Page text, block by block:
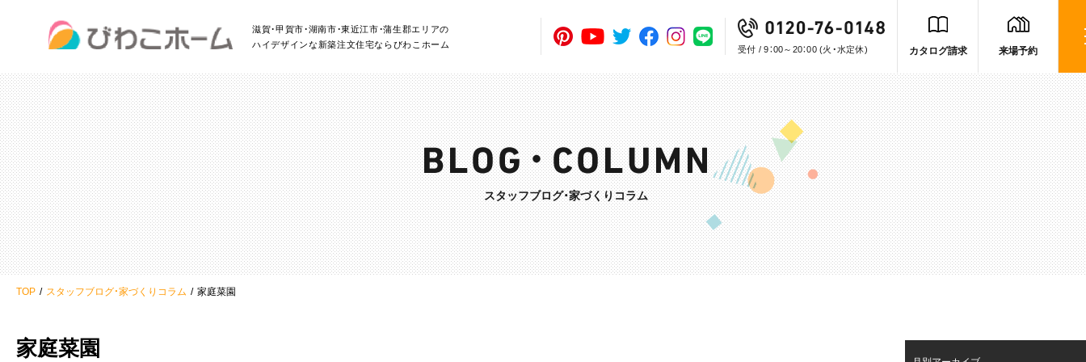
滋賀・甲賀市・湖南市・東近江市・蒲生郡エリアの
ハイデザインな新築注文住宅ならびわこホーム
受付 / 9：00～20：00 (火・水定休) カタログ請求 来場予約
スタッフブログ・家づくりコラム
TOP スタッフブログ・家づくりコラム 家庭菜園
家庭菜園